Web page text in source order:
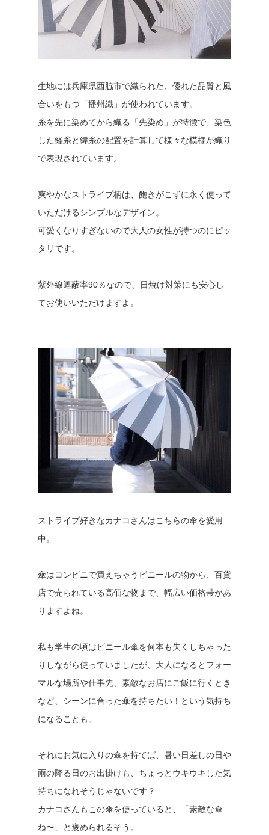
生地には兵庫県西脇市で織られた、優れた品質と風
合いをもつ「播州織」が使われています。
糸を先に染めてから織る「先染め」が特徴で、染色
した経糸と緯糸の配置を計算して様々な模様が織り
で表現されています。
爽やかなストライプ柄は、飽きがこずに永く使って
いただけるシンプルなデザイン。
可愛くなりすぎないので大人の女性が持つのにピッ
タリです。
紫外線遮蔽率90％なので、日焼け対策にも安心し
てお使いいただけますよ。
ストライプ好きなカナコさんはこちらの傘を愛用
中。
傘はコンビニで買えちゃうビニールの物から、百貨
店で売られている高価な物まで、幅広い価格帯があ
りますよね。
私も学生の頃はビニール傘を何本も失くしちゃった
りしながら使っていましたが、大人になるとフォー
マルな場所や仕事先、素敵なお店にご飯に行くとき
など、シーンに合った傘を持ちたい！という気持ち
になることも。
それにお気に入りの傘を持てば、暑い日差しの日や
雨の降る日のお出掛けも、ちょっとウキウキした気
持ちになれそうじゃないです？
カナコさんもこの傘を使っていると、「素敵な傘
ね〜」と褒められるそう。